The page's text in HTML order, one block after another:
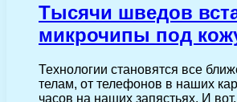
Тысячи шведов
микрочипы под
Технологии становятся все
телам, от телефонов в наших
часов на наших запястьях. И